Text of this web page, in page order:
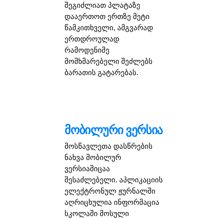
შეგიძლიათ პლატაზე
დააერთოთ ერთზე მეტი
წამკითხველი, ამგვარად
ერთდროულად
რამოდენიმე
მომხმარებელი შეძლებს
ბარათის გატარებას.
მობილური ვერსია
მოსწავლეთა დასწრების
ნახვა მობილურ
ვერსიაშიცაა
შესაძლებელი. აპლიკაციის
ელექტრონულ ჟურნალში
აღრიცხულია ინფორმაცია
სკოლაში მოსული